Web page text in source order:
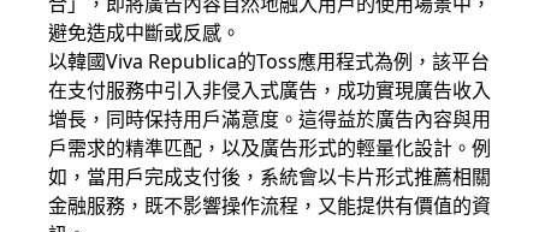
避免造成中斷或反感。
以韓國Viva Republica的Toss應用程式為例，該平台
在支付服務中引入非侵入式廣告，成功實現廣告收入
增長，同時保持用戶滿意度。這得益於廣告內容與用
戶需求的精準匹配，以及廣告形式的輕量化設計。例
如，當用戶完成支付後，系統會以卡片形式推薦相關
金融服務，既不影響操作流程，又能提供有價值的資